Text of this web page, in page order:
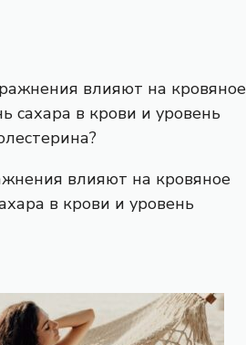
влияют на кровяное
в крови и уровень